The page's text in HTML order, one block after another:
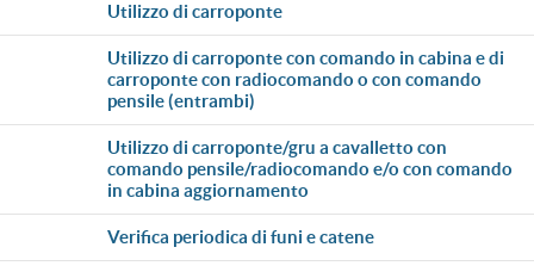
utilizzo di carroponte
utilizzo di carroponte con comando in cabina e di
carroponte con radiocomando o con comando
pensile (entrambi)
utilizzo di carroponte/gru a cavalletto con
comando pensile/radiocomando e/o con comando
in cabina aggiornamento
verifica periodica di funi e catene